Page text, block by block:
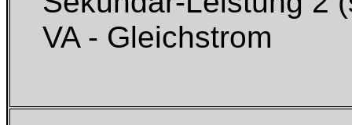
VA - Gleichstrom